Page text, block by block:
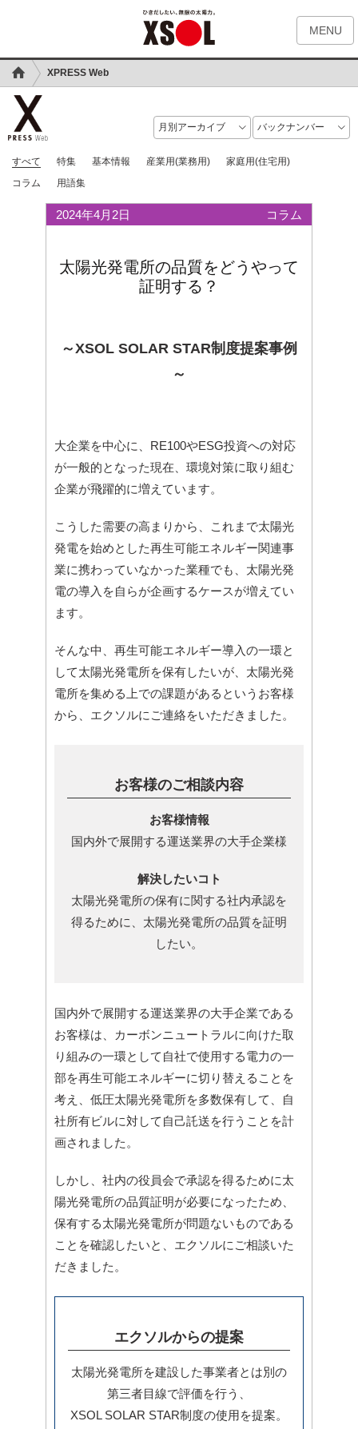
MENU
XPRESS Web
すべて 特集 基本情報 産業用(業務用)
家庭用(住宅用)
コラム
用語集
2024年4月2日 コラム
太陽光発電所の品質をどうやって
証明する？
～XSOL SOLAR STAR制度提案事例
～
大企業を中心に、RE100やESG投資への対応
が一般的となった現在、環境対策に取り組む
企業が飛躍的に増えています。
こうした需要の高まりから、これまで太陽光
発電を始めとした再生可能エネルギー関連事
業に携わっていなかった業種でも、太陽光発
電の導入を自らが企画するケースが増えてい
ます。
そんな中、再生可能エネルギー導入の一環と
して太陽光発電所を保有したいが、太陽光発
電所を集める上での課題があるというお客様
から、エクソルにご連絡をいただきました。
お客様のご相談内容
お客様情報
国内外で展開する運送業界の大手企業様
解決したいコト
太陽光発電所の保有に関する社内承認を
得るために、太陽光発電所の品質を証明
したい。
国内外で展開する運送業界の大手企業である
お客様は、カーボンニュートラルに向けた取
り組みの一環として自社で使用する電力の一
部を再生可能エネルギーに切り替えることを
考え、低圧太陽光発電所を多数保有して、自
社所有ビルに対して自己託送を行うことを計
画されました。
しかし、社内の役員会で承認を得るために太
陽光発電所の品質証明が必要になったため、
保有する太陽光発電所が問題ないものである
ことを確認したいと、エクソルにご相談いた
だきました。
エクソルからの提案
太陽光発電所を建設した事業者とは別の
第三者目線で評価を行う、
XSOL SOLAR STAR制度の使用を提案。